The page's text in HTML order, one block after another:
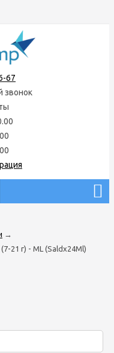
67
звонок
→
21 г) - ML (Saldx24Ml)